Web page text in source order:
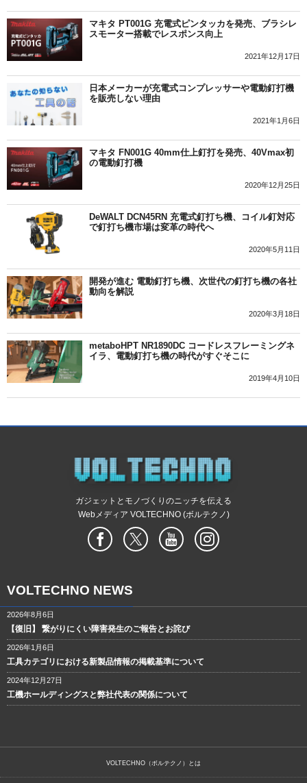
マキタ PT001G 充電式ピンタッカを発売、ブラシレ
スモーター搭載でレスポンス向上
2021年12月17日
日本メーカーが充電式コンプレッサーや電動釘打機
を販売しない理由
2021年1月6日
マキタ FN001G 40mm仕上釘打を発売、40Vmax初
の電動釘打機
2020年12月25日
DeWALT DCN45RN 充電式釘打ち機、コイル釘対応
で釘打ち機市場は変革の時代へ
2020年5月11日
開発が進む 電動釘打ち機、次世代の釘打ち機の各社
動向を解説
2020年3月18日
metaboHPT NR1890DC コードレスフレーミングネ
イラ、電動釘打ち機の時代がすぐそこに
2019年4月10日
ガジェットとモノづくりのニッチを伝える
Webメディア VOLTECHNO (ボルテクノ)
VOLTECHNO NEWS
2026年8月6日
【復旧】 繋がりにくい障害発生のご報告とお詫び
2026年1月6日
工具カテゴリにおける新製品情報の掲載基準について
2024年12月27日
工機ホールディングスと弊社代表の関係について
VOLTECHNO（ボルテクノ）とは